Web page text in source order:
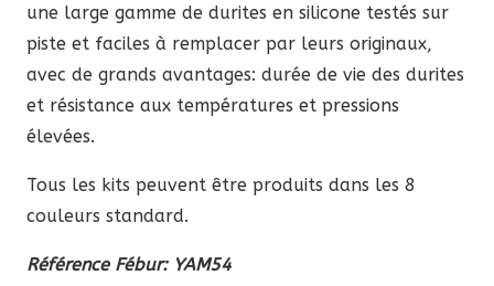
une large gamme de durites en silicone testés sur
piste et faciles à remplacer par leurs originaux,
avec de grands avantages: durée de vie des durites
et résistance aux températures et pressions
élevées.
Tous les kits peuvent être produits dans les 8
couleurs standard.
Référence Fébur: YAM54